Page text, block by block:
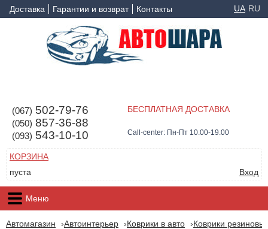
Доставка Гарантии и возврат Контакты UA RU
(067) 502-79-76
(050) 857-36-88
(093) 543-10-10
БЕСПЛАТНАЯ ДОСТАВКА
Call-center: Пн-Пт 10.00-19.00
КОРЗИНА
пуста
Вход
Меню
Автомагазин Автоинтерьер Коврики в авто Коврики